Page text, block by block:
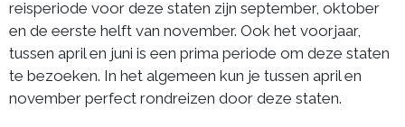
reisperiode voor deze staten zijn september, oktober
en de eerste helft van november. Ook het voorjaar,
tussen april en juni is een prima periode om deze staten
te bezoeken. In het algemeen kun je tussen april en
november perfect rondreizen door deze staten.